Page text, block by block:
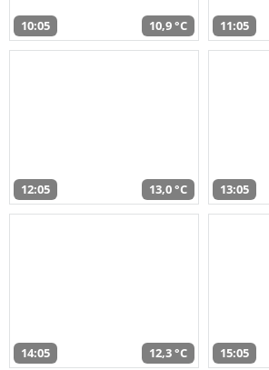
10:05 10,9 °C 11:05
12:05 13,0 °C 13:05
14:05 12,3 °C 15:05